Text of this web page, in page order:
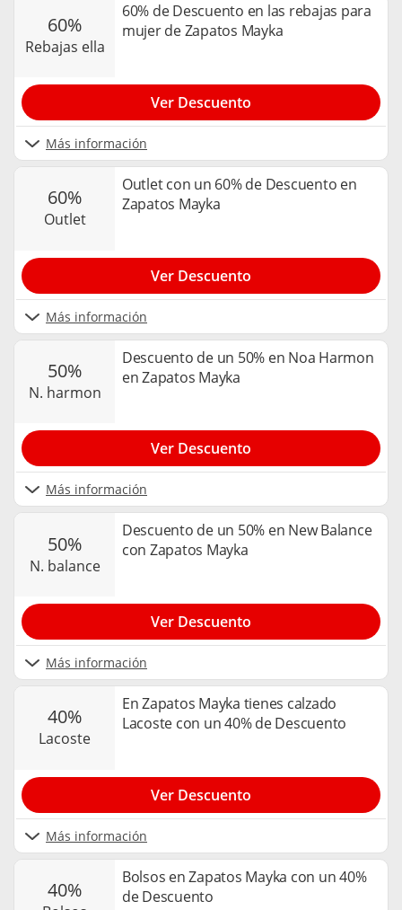
60%
rebajas ella
60% de Descuento en las rebajas para
mujer de Zapatos Mayka
Más información
Ver Descuento
60%
outlet
Outlet con un 60% de Descuento en
Zapatos Mayka
Más información
Ver Descuento
50%
n. harmon
Descuento de un 50% en Noa Harmon
en Zapatos Mayka
Más información
Ver Descuento
50%
n. balance
Descuento de un 50% en New Balance
con Zapatos Mayka
Más información
Ver Descuento
40%
lacoste
En Zapatos Mayka tienes calzado
Lacoste con un 40% de Descuento
Más información
Ver Descuento
40%
Bolsos en Zapatos Mayka con un 40%
de Descuento